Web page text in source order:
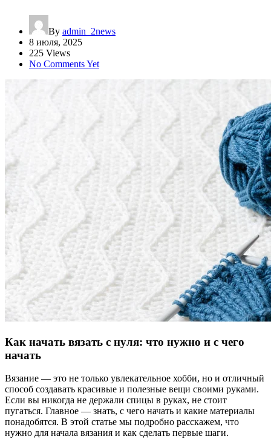
By admin_2news
8 июля, 2025
225 Views
No Comments Yet
Как начать вязать с нуля: что нужно и с чего
начать
Вязание — это не только увлекательное хобби, но и отличный
способ создавать красивые и полезные вещи своими руками.
Если вы никогда не держали спицы в руках, не стоит
пугаться. Главное — знать, с чего начать и какие материалы
понадобятся. В этой статье мы подробно расскажем, что
нужно для начала вязания и как сделать первые шаги.